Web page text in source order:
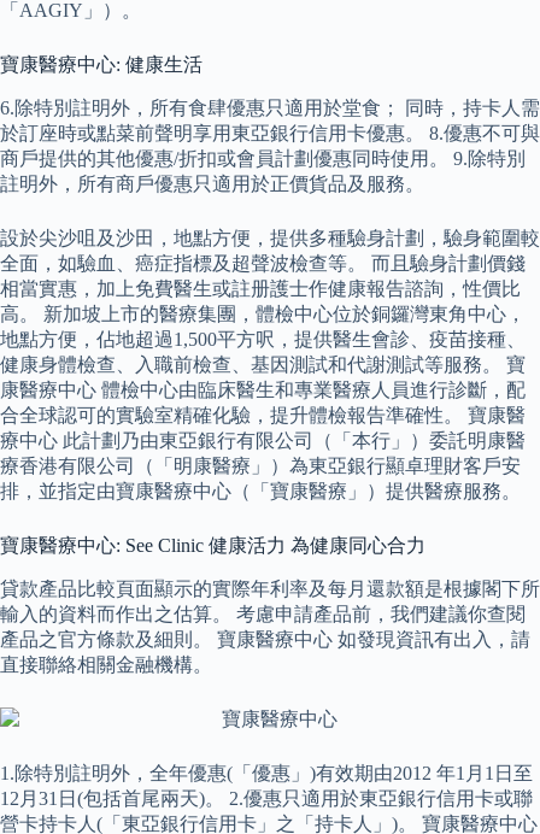
「AAGIY」）。
寶康醫療中心: 健康生活
6.除特別註明外，所有食肆優惠只適用於堂食； 同時，持卡人需
於訂座時或點菜前聲明享用東亞銀行信用卡優惠。 8.優惠不可與
商戶提供的其他優惠/折扣或會員計劃優惠同時使用。 9.除特別
註明外，所有商戶優惠只適用於正價貨品及服務。
設於尖沙咀及沙田，地點方便，提供多種驗身計劃，驗身範圍較
全面，如驗血、癌症指標及超聲波檢查等。 而且驗身計劃價錢
相當實惠，加上免費醫生或註册護士作健康報告諮詢，性價比
高。 新加坡上市的醫療集團，體檢中心位於銅鑼灣東角中心，
地點方便，佔地超過1,500平方呎，提供醫生會診、疫苗接種、
健康身體檢查、入職前檢查、基因測試和代謝測試等服務。 寶
康醫療中心 體檢中心由臨床醫生和專業醫療人員進行診斷，配
合全球認可的實驗室精確化驗，提升體檢報告準確性。 寶康醫
療中心 此計劃乃由東亞銀行有限公司（「本行」）委託明康醫
療香港有限公司（「明康醫療」）為東亞銀行顯卓理財客戶安
排，並指定由寶康醫療中心（「寶康醫療」）提供醫療服務。
寶康醫療中心: See Clinic 健康活力 為健康同心合力
貸款產品比較頁面顯示的實際年利率及每月還款額是根據閣下所
輸入的資料而作出之估算。 考慮申請產品前，我們建議你查閱
產品之官方條款及細則。 寶康醫療中心 如發現資訊有出入，請
直接聯絡相關金融機構。
1.除特別註明外，全年優惠(「優惠」)有效期由2012 年1月1日至
12月31日(包括首尾兩天)。 2.優惠只適用於東亞銀行信用卡或聯
營卡持卡人(「東亞銀行信用卡」之「持卡人」)。 寶康醫療中心